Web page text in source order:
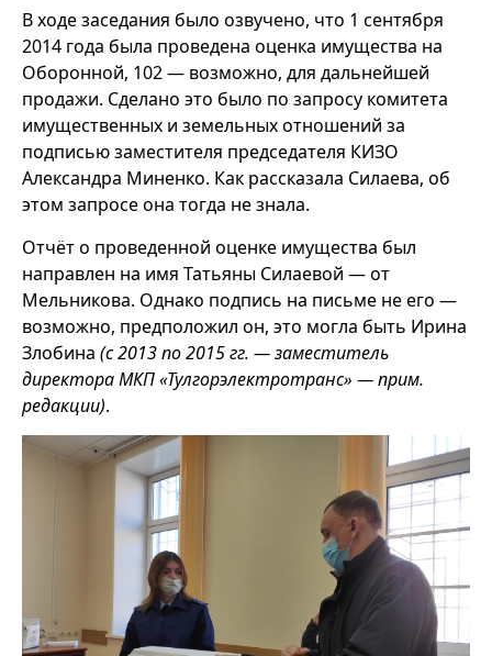
В ходе заседания было озвучено, что 1 сентября
2014 года была проведена оценка имущества на
Оборонной, 102 — возможно, для дальнейшей
продажи. Сделано это было по запросу комитета
имущественных и земельных отношений за
подписью заместителя председателя КИЗО
Александра Миненко. Как рассказала Силаева, об
этом запросе она тогда не знала.
Отчёт о проведенной оценке имущества был
направлен на имя Татьяны Силаевой — от
Мельникова. Однако подпись на письме не его —
возможно, предположил он, это могла быть Ирина
Злобина (с 2013 по 2015 гг. — заместитель
директора МКП «Тулгорэлектротранс» — прим.
редакции).